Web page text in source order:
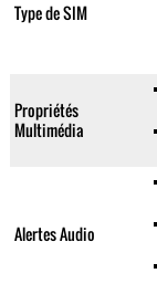
Type de SIM
Propriétés
Multimédia
Alertes Audio